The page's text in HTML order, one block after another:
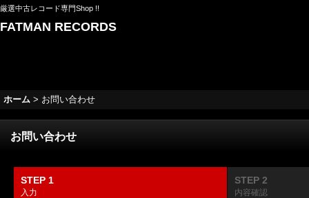
厳選中古レコード専門Shop !!
FATMAN RECORDS
ホーム > お問い合わせ
お問い合わせ
STEP 1
入力
STEP 2
内容確認